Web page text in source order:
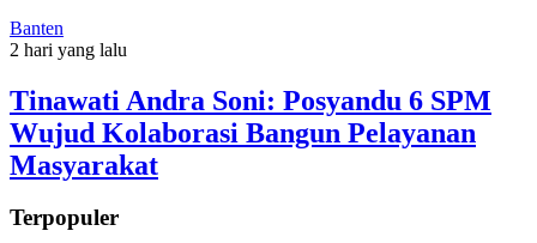
Banten
2 hari yang lalu
Tinawati Andra Soni: Posyandu 6 SPM
Wujud Kolaborasi Bangun Pelayanan
Masyarakat
Terpopuler